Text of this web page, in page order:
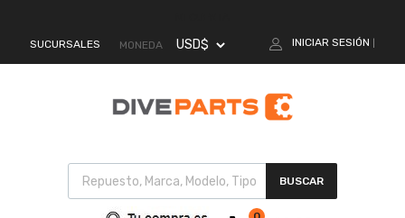
SUCURSALES MONEDA INICIAR SESIÓN
BUSCAR